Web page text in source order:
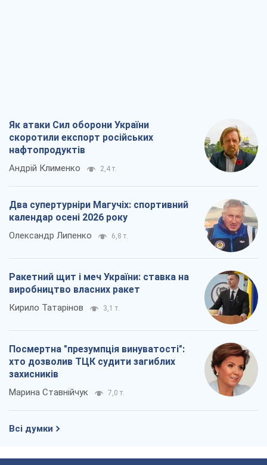
Як атаки Сил оборони України
скоротили експорт російських
нафтопродуктів
Андрій Клименко 2,4 т.
Два супертурніри Магучіх: спортивний
календар осені 2026 року
Олександр Липенко 6,8 т.
Ракетний щит і меч України: ставка на
виробництво власних ракет
Кирило Татарінов 3,1 т.
Посмертна "презумпція винуватості":
хто дозволив ТЦК судити загиблих
захисників
Марина Ставнійчук 7,0 т.
Всі думки